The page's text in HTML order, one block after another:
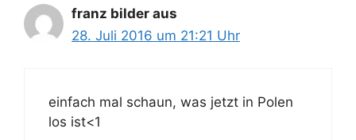
franz bilder aus
28. Juli 2016 um 21:21 Uhr
einfach mal schaun, was jetzt in Polen
los ist<1